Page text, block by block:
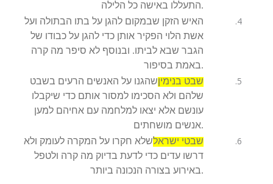
התעללו באישה כל הלילה.
האיש הזקן שבמקום להגן על בתו הבתולה ועל
אשת הלוי הפקיר אותן כדי להגן על כבודו של
הגבר שבא לביתו. ובנוסף לא סיפר מה קרה
באמת בסיפור.
שבט בנימין
שלהם ולא הסכימו למסור אותם כדי שיקבלו
עונשם אלא יצאו למלחמה עם אחיהם למען
אנשים מושחתים.
שבטי ישראל
דרשו עדים כדי לדעת בדיוק מה קרה ולטפל
באירוע בצורה הנכונה ביותר.